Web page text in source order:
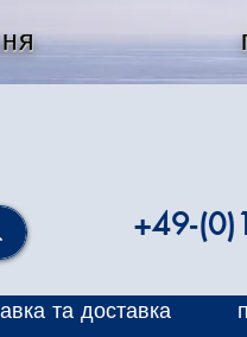
+49-
та доставка